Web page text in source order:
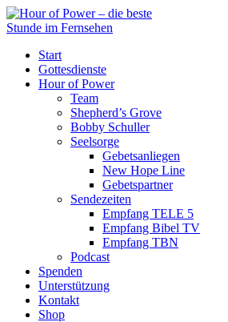
Start
Gottesdienste
Hour of Power
Team
Shepherd’s Grove
Bobby Schuller
Seelsorge
Gebetsanliegen
New Hope Line
Gebetspartner
Sendezeiten
Empfang TELE 5
Empfang Bibel TV
Empfang TBN
Podcast
Spenden
Unterstützung
Kontakt
Shop